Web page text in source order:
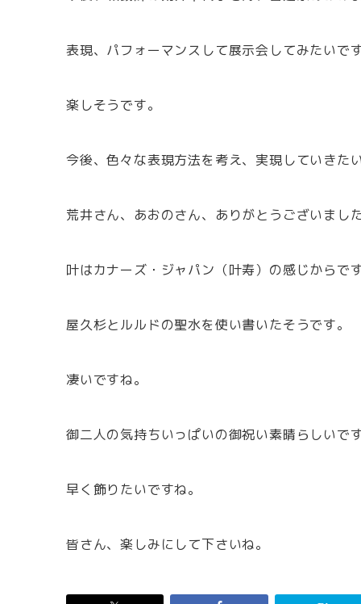
表現、パフォーマンスして展示会してみたいです
楽しそうです。
今後、色々な表現方法を考え、実現していきたい
荒井さん、あおのさん、ありがとうございました
叶はカナーズ・ジャパン（叶寿）の感じからです
屋久杉とルルドの聖水を使い書いたそうです。
凄いですね。
御二人の気持ちいっぱいの御祝い素晴らしいです
早く飾りたいですね。
皆さん、楽しみにして下さいね。